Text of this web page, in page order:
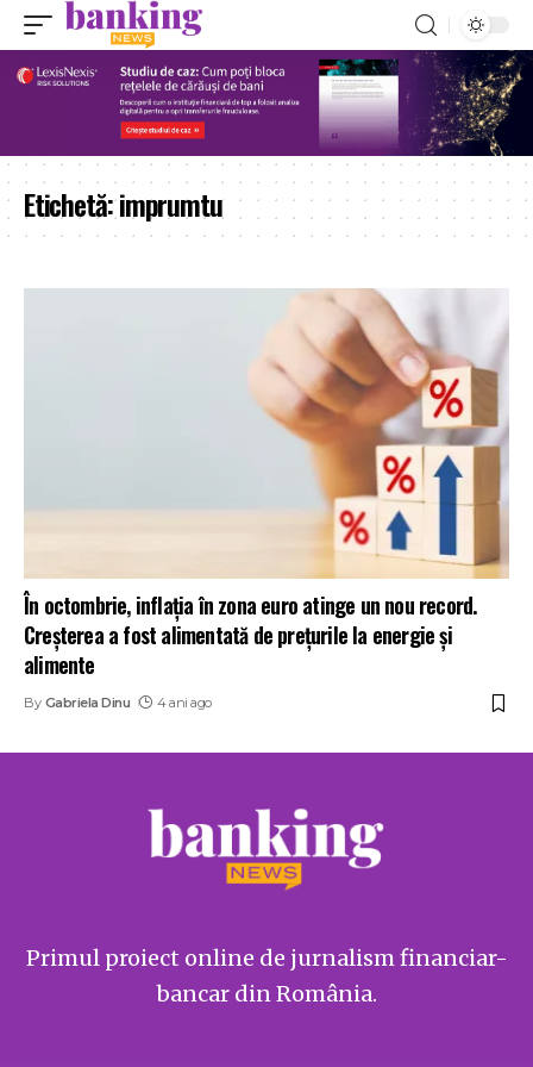
Etichetă:imprumtu
În octombrie, inflația în zona euro atinge un nou record.
Creșterea a fost alimentată de prețurile la energie și
alimente
By Gabriela Dinu 4 ani ago
Primul proiect online de jurnalism financiar-
bancar din România.